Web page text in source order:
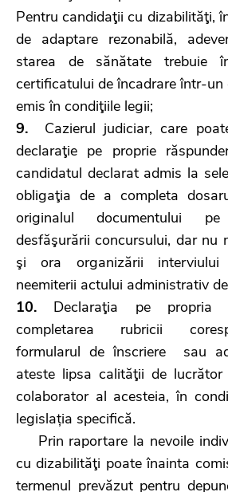
Pentru candidaţii cu dizabilităţi,
de adaptare rezonabilă,
starea de sănătate trebuie
certificatului de încadrare într-un
emis în condiţiile legii;
9.
Cazierul judiciar, care
declaraţie pe proprie
candidatul declarat admis la
obligaţia de a completa
originalul documentului
desfăşurării concursului, dar nu
şi ora organizării interviului
neemiterii actului administrativ
10. Declaraţia pe propria
completarea rubricii
formularul de înscriere sau
ateste lipsa calităţii de
colaborator al acesteia, în
legislația specifică.
Prin raportare la nevoile
cu dizabilităţi poate înainta
termenul prevăzut pentru